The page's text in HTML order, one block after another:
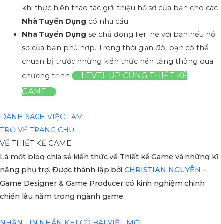
khi thực hiện thao tác giới thiệu hồ sơ của bạn cho các
Nhà Tuyển Dụng có nhu cầu.
Nhà Tuyển Dụng sẽ chủ động liên hệ với bạn nếu hồ
sơ của bạn phù hợp. Trong thời gian đó, bạn có thể
chuẩn bị trước những kiến thức nền tảng thông qua
chương trình
LEVEL UP CÙNG THIẾT KẾ
GAME
DANH SÁCH VIỆC LÀM
TRỞ VỀ TRANG CHỦ
VỀ THIẾT KẾ GAME
Là một blog chia sẻ kiến thức về Thiết kế Game và những kĩ
năng phụ trợ. Được thành lập bởi CHRISTIAN NGUYỄN –
Game Designer & Game Producer có kinh nghiệm chinh
chiến lâu năm trong ngành game.